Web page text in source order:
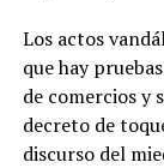
Los actos
que hay
de comercios y
decreto de
discurso del